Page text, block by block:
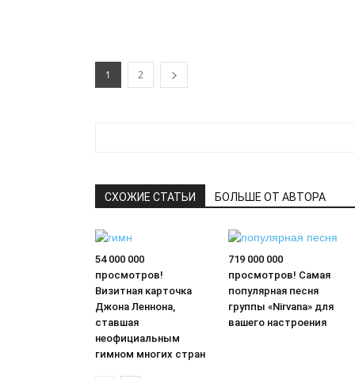
1 2
СХОЖИЕ СТАТЬИ БОЛЬШЕ ОТ АВТОРА
54 000 000
просмотров!
Визитная карточка
Джона Леннона,
ставшая
неофициальным
гимном многих стран
719 000 000
просмотров! Самая
популярная песня
группы «Nirvana» для
вашего настроения